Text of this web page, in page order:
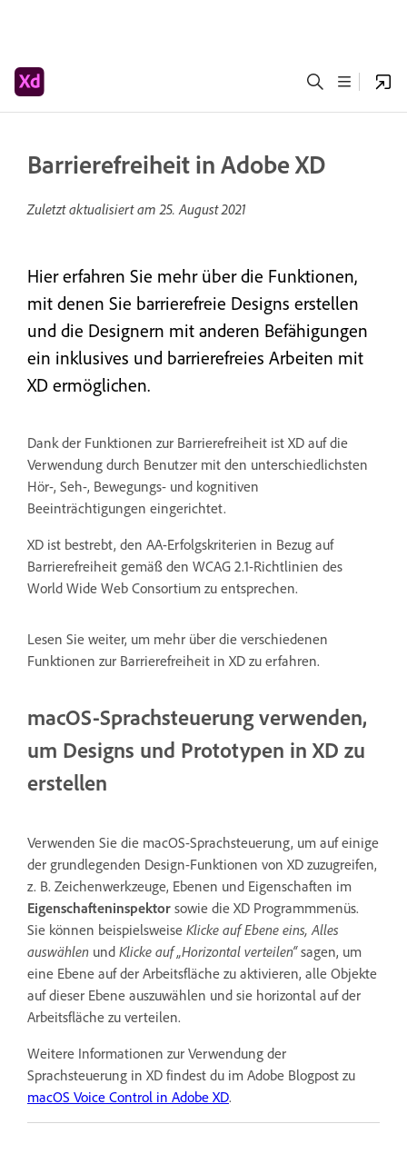
Barrierefreiheit in Adobe XD
Zuletzt aktualisiert am25. August 2021
Hier erfahren Sie mehr über die Funktionen,
mit denen Sie barrierefreie Designs erstellen
und die Designern mit anderen Befähigungen
ein inklusives und barrierefreies Arbeiten mit
XD ermöglichen.
Dank der Funktionen zur Barrierefreiheit ist XD auf die
Verwendung durch Benutzer mit den unterschiedlichsten
Hör-, Seh-, Bewegungs- und kognitiven
Beeinträchtigungen eingerichtet.
XD ist bestrebt, den AA-Erfolgskriterien in Bezug auf
Barrierefreiheit gemäß den WCAG 2.1-Richtlinien des
World Wide Web Consortium zu entsprechen.
Lesen Sie weiter, um mehr über die verschiedenen
Funktionen zur Barrierefreiheit in XD zu erfahren.
macOS-Sprachsteuerung verwenden,
um Designs und Prototypen in XD zu
erstellen
Verwenden Sie die macOS-Sprachsteuerung, um auf einige
der grundlegenden Design-Funktionen von XD zuzugreifen,
z. B. Zeichenwerkzeuge, Ebenen und Eigenschaften im
Eigenschafteninspektor sowie die XD Programmmenüs.
Sie können beispielsweise Klicke auf Ebene eins, Alles
auswählen und Klicke auf „Horizontal verteilen“sagen, um
eine Ebene auf der Arbeitsfläche zu aktivieren, alle Objekte
auf dieser Ebene auszuwählen und sie horizontal auf der
Arbeitsfläche zu verteilen.
Weitere Informationen zur Verwendung der
Sprachsteuerung in XD findest du im Adobe Blogpost zu
macOS Voice Control in Adobe XD.